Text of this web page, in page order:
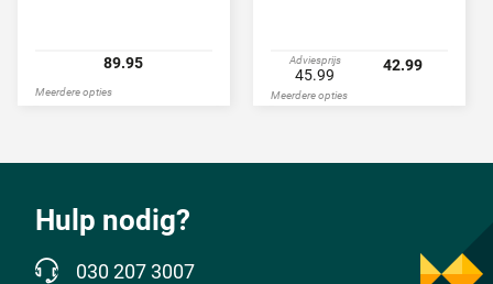
89.95
Meerdere opties
Adviesprijs
45.99
42.99
Meerdere opties
Hulp nodig?
030 207 3007